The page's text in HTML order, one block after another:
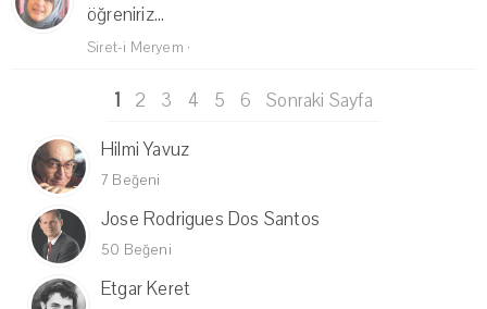
öğreniriz...
Siret-i Meryem ·
1 2 3 4 5 6
Sonraki Sayfa
Hilmi Yavuz
7 Beğeni
Jose Rodrigues Dos Santos
50 Beğeni
Etgar Keret